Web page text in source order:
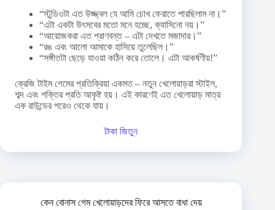
“স্টুডিওটা এত উজ্জ্বল যে আমি চোখ ফেরাতে পারছিলাম না।”
“এটা একটা উৎসবের মতো মনে হচ্ছে, ক্যাসিনো নয়।”
“আয়োজকরা এত প্রাণবন্ত – এটা দেখতে মজাদার।”
“রঙ এবং আলো আমাকে হাসিয়ে তুলেছিল।”
“সঙ্গীতটা ছেড়ে যাওয়া কঠিন করে তোলে। এটা আকর্ষণীয়!”
ক্রেজি টাইম গেমের প্রতিক্রিয়া একমত – নতুন খেলোয়াড়রা স্টাইল,
শব্দ এবং শক্তির প্রতি আকৃষ্ট হয়। এই কারণেই এত খেলোয়াড় মাত্র
এক রাউন্ডের পরেও থেকে যায়।
টাকা জিতুন
কেন বোনাস গেম খেলোয়াড়দের ফিরে আসতে বাধা দেয়